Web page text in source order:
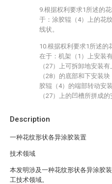
Description
一种花纹形状各异涂胶装置
技术领域
本发明涉及一种花纹形状各异涂胶
工技术领域。
9.根据权利要求1所述的
于：涂胶辊（4）上的花
线状。
10.根据权利要求1所述的
在于：机架（1）上安装
（27）上可拆卸地安装
（28）的底部和下安装
胶辊（4）的端部转动安
（27）上的凹槽所拼成的